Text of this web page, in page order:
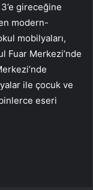
gireceğine
modern-
mobilyaları,
Fuar Merkezi’nde
ile çocuk ve
eseri